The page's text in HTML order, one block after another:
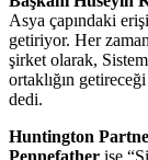
Asya çapındaki
getiriyor. Her
şirket olarak,
ortaklığın
dedi.
Huntington
Pennefather ise